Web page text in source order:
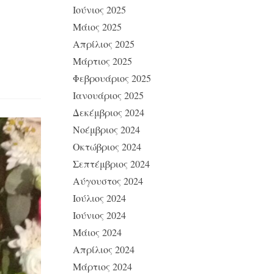
Ιούνιος 2025
Μάιος 2025
Απρίλιος 2025
Μάρτιος 2025
Φεβρουάριος 2025
Ιανουάριος 2025
Δεκέμβριος 2024
Νοέμβριος 2024
Οκτώβριος 2024
Σεπτέμβριος 2024
Αύγουστος 2024
Ιούλιος 2024
Ιούνιος 2024
Μάιος 2024
Απρίλιος 2024
Μάρτιος 2024